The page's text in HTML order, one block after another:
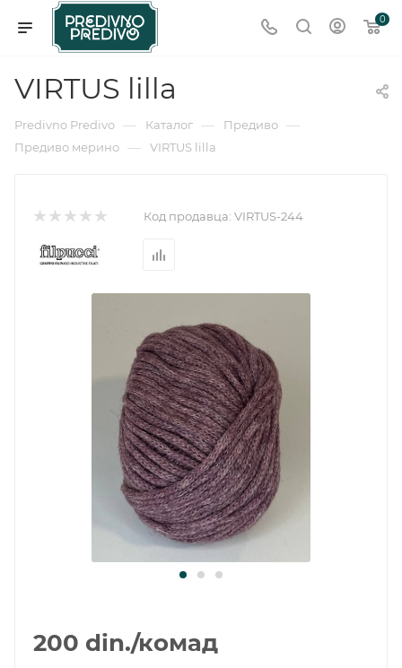
0
VIRTUS lilla
Predivno Predivo — Каталог — Предиво —
Предиво мерино — VIRTUS lilla
Код продавца: VIRTUS-244
200 din./комад